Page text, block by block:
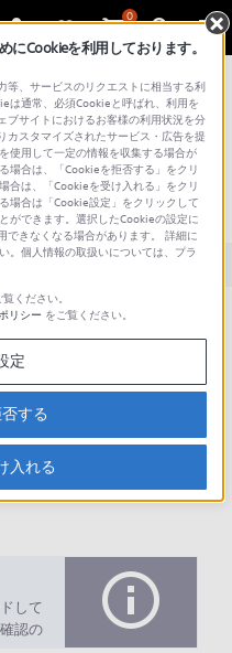
0
わせ プロフェッショナル／業務用
説明書 Q&A
プデート情報はありませ
して
認の
にCookieを利用しております。
等、サービスのリクエストに相当する利
は通常、必須Cookieと呼ばれ、利用を
ブサイトにおけるお客様の利用状況を分
スタマイズされたサービス・広告を提
使用して一定の情報を収集する場合が
場合は、「Cookieを拒否する」をクリ
合は、「Cookieを受け入れる」をクリ
場合は「Cookie設定」をクリックして
ができます。選択したCookieの設定に
できなくなる場合があります。 詳細に
。個人情報の取扱いについては、プラ
ください。
リシー をご覧ください。
定
する
入れる